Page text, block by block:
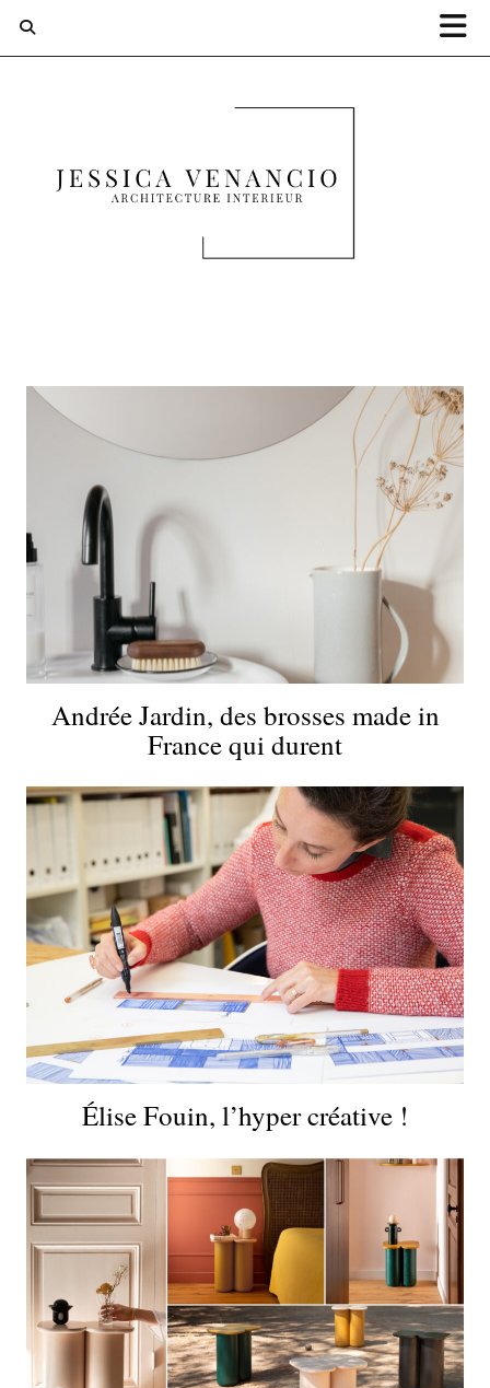
Andrée Jardin, des brosses made in
France qui durent
Élise Fouin, l’hyper créative !